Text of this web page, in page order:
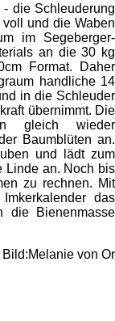
- die Schleuderung
und die Waben
im Segeberger-
an die 30 kg
Format. Daher
handliche 14
in die Schleuder
übernimmt. Die
gleich wieder
Baumblüten an.
und lädt zum
Linde an. Noch bis
zu rechnen. Mit
das
die Bienenmasse